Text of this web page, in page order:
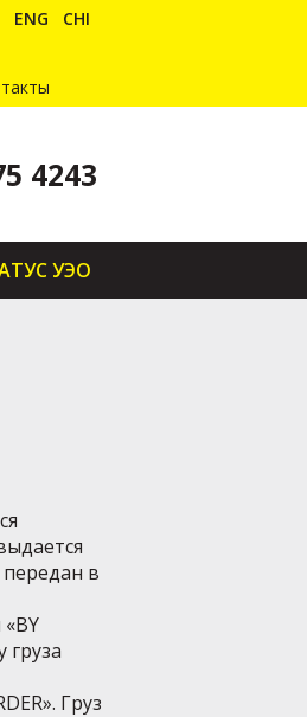
ENG
CHI
4243
УЭО
в
груза
Груз